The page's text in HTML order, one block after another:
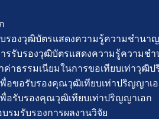
บรองวุฒิบัตรแสดงความรู้ความชำนา
รับรองวุฒิบัตรแสดงความรู้ความช
ค่าธรรมเนียมในการขอเทียบเท่าวุฒิ
พื่อขอรับรองคุณวุฒิเทียบเท่าปริญญาเ
อรับรองคุณวุฒิเทียบเท่าปริญญาเอก
รมรับรองการผลงานวิจัย